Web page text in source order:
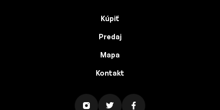
Kúpiť
Predaj
Mapa
Kontakt